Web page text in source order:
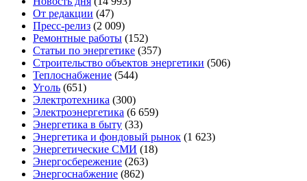
От редакции (47)
Пресс-релиз (2 009)
Ремонтные работы (152)
Статьи по энергетике (357)
Строительство объектов энергетики (506)
Теплоснабжение (544)
Уголь (651)
Электротехника (300)
Электроэнергетика (6 659)
Энергетика в быту (33)
Энергетика и фондовый рынок (1 623)
Энергетические СМИ (18)
Энергосбережение (263)
Энергоснабжение (862)